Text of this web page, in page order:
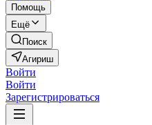
Помощь
Ещё
Поиск
Агириш
Войти
Войти
Зарегистрироваться